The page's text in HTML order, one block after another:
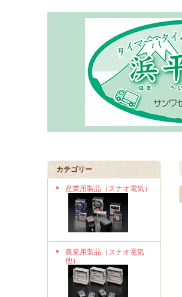
カテゴリー
産業用製品（スナオ電気）
農業用製品（スナオ電気
他）